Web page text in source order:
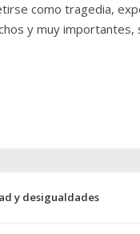
como tragedia,
y muy
y desigualdades